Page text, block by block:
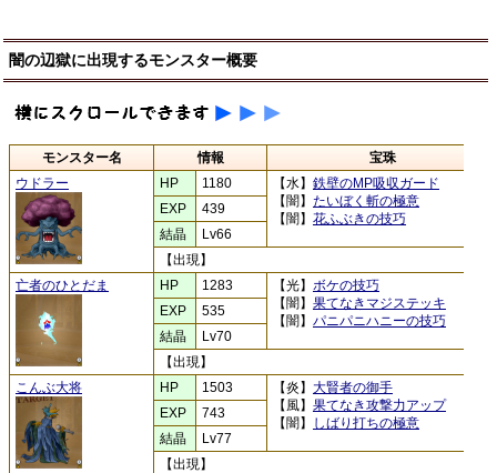
闇の辺獄に出現するモンスター概要
モンスター名 情報
宝珠
ウドラー
HP 1180 【水】 鉄壁のMP吸収ガード
【闇】 たいぼく斬の極意
【闇】 花ふぶきの技巧
EXP
439
結晶
Lv66
【出現】
亡者のひとだま
HP 1283 【光】 ボケの技巧
【闇】 果てなきマジステッキ
【闇】 パニパニハニーの技巧
EXP
535
結晶
Lv70
【出現】
こんぶ大将
HP 1503 【炎】 大賢者の御手
【風】 果てなき攻撃力アップ
【闇】
しばり打ちの極意
EXP
743
結晶
Lv77
【出現】